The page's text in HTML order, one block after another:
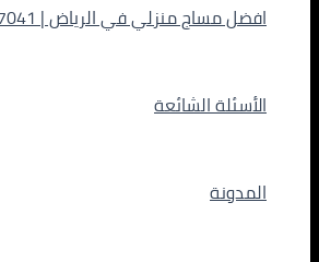
افضل مساج منزلي في الرياض | 0560827041 | مساج الهنا الفاخر
الأسئلة الشائعة
المدونة